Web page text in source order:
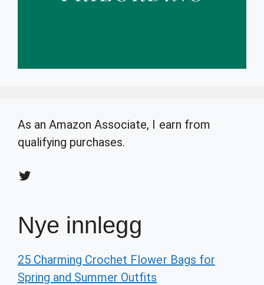
As an Amazon Associate, I earn from
qualifying purchases.
Twitter
Nye innlegg
25 Charming Crochet Flower Bags for
Spring and Summer Outfits